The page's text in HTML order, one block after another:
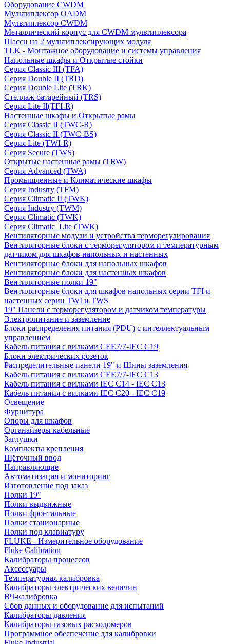
Оборудование CWDM
Мультиплекcор OADM
Мультиплексор CWDM
Металлический корпус для CWDM мультиплексора
Шасси на 2 мультиплексирующих модуля
TLK - Монтажное оборудование и системы управления
Напольные шкафы и Открытые стойки
Серия Classic III (TFA)
Серия Double II (TRD)
Серия Double Lite (TRK)
Стеллаж батарейный (TRS)
Серия Lite II(TFI-R)
Настенные шкафы и Открытые рамы
Серия Classic II (TWC-R)
Серия Classic II (TWC-BS)
Серия Lite (TWI-R)
Серия Secure (TWS)
Открытые настенные рамы (TRW)
Серия Advanced (TWA)
Промышленные и Климатические шкафы
Серия Industry (TFM)
Серия Climatic II (TWK)
Серия Industry (TWM)
Серия Climatic (TWK)
Серия Climatic_Lite (TWK)
Вентиляторные модули и устройства терморегулирования
Вентиляторные блоки с терморегулятором и температурным
датчиком для шкафов напольных и настенных
Вентиляторные блоки для напольных шкафов
Вентиляторные блоки для настенных шкафов
Вентиляторные полки 19"
Вентиляторные блоки для шкафов напольных серии TFI и
настенных серии TWI и TWS
19" Панели с терморегулятором и датчиком температуры
Электропитание и заземление
Блоки распределения питания (PDU) с интеллектуальным
управлением
Кабель питания с вилками CEE7/7-IEC C19
Блоки электрических розеток
Распределительные панели 19" и Шины заземления
Кабель питания с вилками CEE7/7-IEC C13
Кабель питания с вилками IEC C14 - IEC C13
Кабель питания с вилками IEC C20 - IEC C19
Освещение
Фурнитура
Опоры для шкафов
Органайзеры кабельные
Заглушки
Комплекты крепления
Щёточный ввод
Направляющие
Автоматизация и мониторинг
Изготовление под заказ
Полки 19"
Полки выдвижные
Полки фронтальные
Полки стационарные
Полки под клавиатуру
FLUKE - Измерительное оборудование
Fluke Calibration
Калибраторы процессов
Аксессуары
Температурная калибровка
Калибраторы электрических величин
ВЧ-калибровка
Сбор данных и оборудование для испытаний
Калибраторы давления
Калибраторы газовых расходомеров
Программное обеспечение для калибровки